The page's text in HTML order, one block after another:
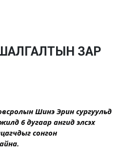
ЗАР
Шинэ Эрин сургуульд
6 дугаар ангид элсэх
сонгон